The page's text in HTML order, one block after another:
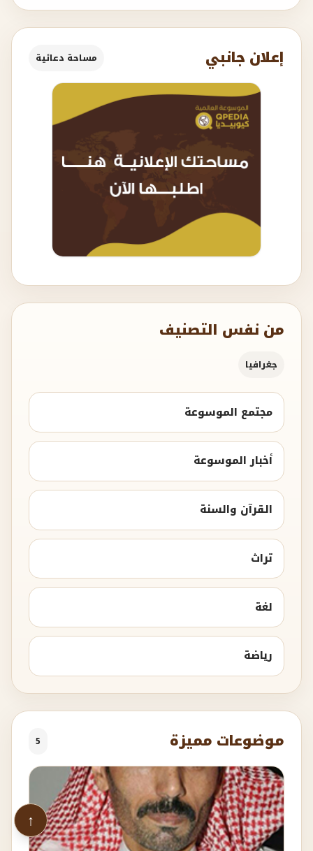
إعلان جانبي مساحة دعائية
من نفس التصنيف
جغرافيا
مجتمع الموسوعة
أخبار الموسوعة
القرآن والسنة
تراث
لغة
رياضة
موضوعات مميزة 5
↑